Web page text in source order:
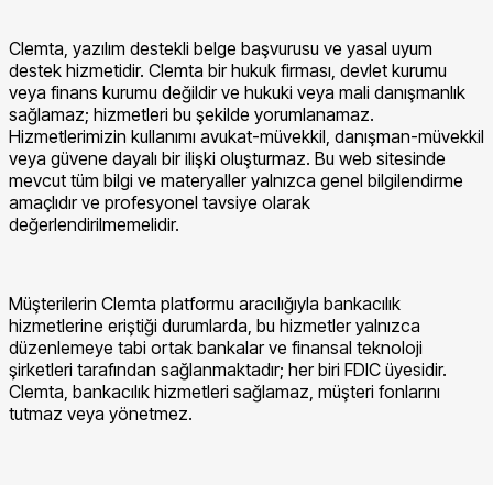
Clemta, yazılım destekli belge başvurusu ve yasal uyum
destek hizmetidir. Clemta bir hukuk firması, devlet kurumu
veya finans kurumu değildir ve hukuki veya mali danışmanlık
sağlamaz; hizmetleri bu şekilde yorumlanamaz.
Hizmetlerimizin kullanımı avukat-müvekkil, danışman-müvekkil
veya güvene dayalı bir ilişki oluşturmaz. Bu web sitesinde
mevcut tüm bilgi ve materyaller yalnızca genel bilgilendirme
amaçlıdır ve profesyonel tavsiye olarak
değerlendirilmemelidir.
Müşterilerin Clemta platformu aracılığıyla bankacılık
hizmetlerine eriştiği durumlarda, bu hizmetler yalnızca
düzenlemeye tabi ortak bankalar ve finansal teknoloji
şirketleri tarafından sağlanmaktadır; her biri FDIC üyesidir.
Clemta, bankacılık hizmetleri sağlamaz, müşteri fonlarını
tutmaz veya yönetmez.